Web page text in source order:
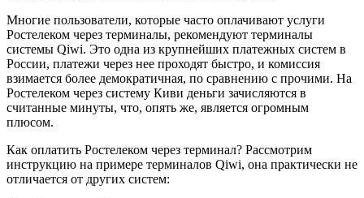
Многие пользователи, которые часто оплачивают услуги
Ростелеком через терминалы, рекомендуют терминалы
системы Qiwi. Это одна из крупнейших платежных систем в
России, платежи через нее проходят быстро, и комиссия
взимается более демократичная, по сравнению с прочими. На
Ростелеком через систему Киви деньги зачисляются в
считанные минуты, что, опять же, является огромным
плюсом.
Как оплатить Ростелеком через терминал? Рассмотрим
инструкцию на примере терминалов Qiwi, она практически не
отличается от других систем: